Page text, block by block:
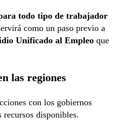
todo tipo de trabajador
como un paso previo a
Unificado al Empleo que
las regiones
con los gobiernos
recursos disponibles.